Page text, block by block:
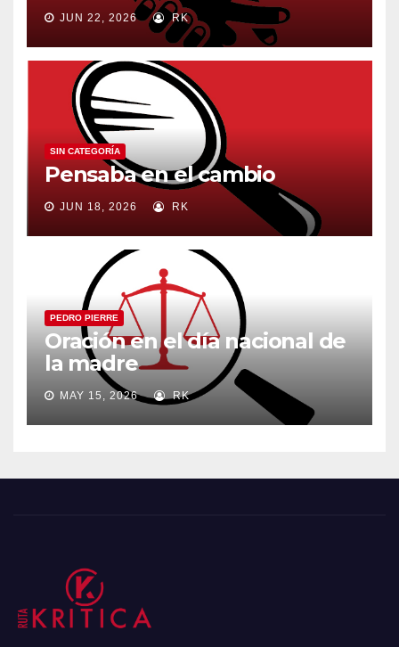
JUN 22, 2026 RK
SIN CATEGORÍA
Pensaba en el cambio
JUN 18, 2026 RK
PEDRO PIERRE
Oración en el día nacional de
la madre
MAY 15, 2026 RK